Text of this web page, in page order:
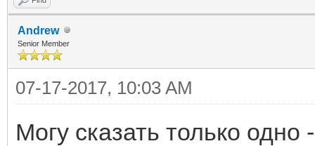
Andrew
Senior Member
07-17-2017, 10:03 AM
Могу сказать только